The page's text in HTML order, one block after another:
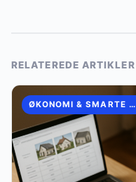
RELATEREDE ARTIKLER
ØKONOMI & SMARTE HVERDAGSVALG